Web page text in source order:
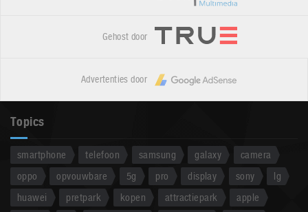
Gehost door
Advertenties door
Topics
smartphone telefoon samsung galaxy
camera
oppo
opvouwbare 5g pro display sony
lg
huawei
pretpark kopen attractiepark
apple